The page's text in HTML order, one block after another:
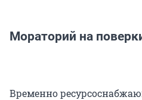
Мораторий на
Временно